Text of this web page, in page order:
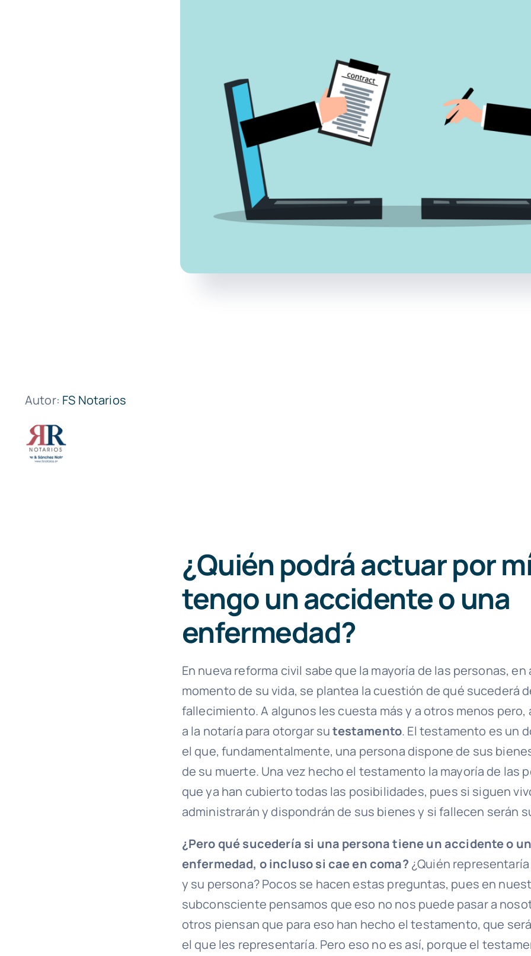
Autor: FS Notarios
¿Quién podrá actuar por
tengo un accidente o una
enfermedad?
En nueva reforma civil sabe que la mayoría de las personas, en
momento de su vida, se plantea la cuestión de qué sucederá
fallecimiento. A algunos les cuesta más y a otros menos pero,
a la notaría para otorgar sutestamento. El testamento es un
el que, fundamentalmente, una persona dispone de sus
de su muerte. Una vez hecho el testamento la mayoría de las
que ya han cubierto todas las posibilidades, pues si siguen
administrarán y dispondrán de sus bienes y si fallecen serán
¿Pero qué sucedería si una persona tiene un accidente o
enfermedad, o incluso si cae en coma? ¿Quién
y su persona? Pocos se hacen estas preguntas, pues en
subconsciente pensamos que eso no nos puede pasar a
otros piensan que para eso han hecho el testamento, que
el que les representaría. Pero eso no es así, porque el